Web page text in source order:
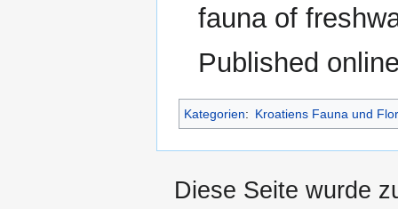
fauna of
Published
Kategorien: Kroatiens Fauna und
Diese Seite wurde